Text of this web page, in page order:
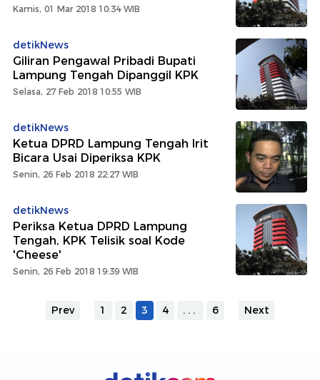
Kamis, 01 Mar 2018 10:34 WIB
detikNews
Giliran Pengawal Pribadi Bupati
Lampung Tengah Dipanggil KPK
Selasa, 27 Feb 2018 10:55 WIB
detikNews
Ketua DPRD Lampung Tengah Irit
Bicara Usai Diperiksa KPK
Senin, 26 Feb 2018 22:27 WIB
detikNews
Periksa Ketua DPRD Lampung
Tengah, KPK Telisik soal Kode
'Cheese'
Senin, 26 Feb 2018 19:39 WIB
Prev 1 2 3 4 ... 6 Next